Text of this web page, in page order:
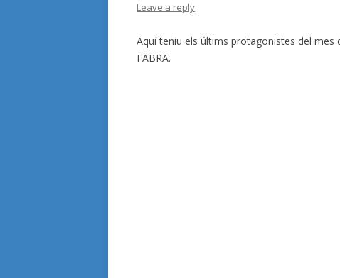
Leave a reply
Aquí teniu els últims protagonistes del mes
FABRA.